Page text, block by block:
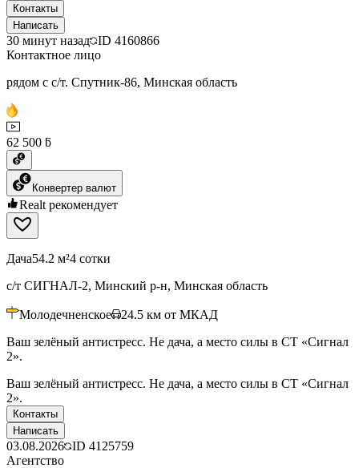
Контакты
Написать
30 минут назад ID 4160866
Контактное лицо
рядом с с/т. Спутник-86, Минская область
62 500 ƃ
Конвертер валют
Realt рекомендует
Дача54.2 м²4 сотки
с/т СИГНАЛ-2, Минский р-н, Минская область
Молодечненское 24.5 км от МКАД
Ваш зелёный антистресс. Не дача, а место силы в СТ «Сигнал
2».
Ваш зелёный антистресс. Не дача, а место силы в СТ «Сигнал
2».
Контакты
Написать
03.08.2026 ID 4125759
Агентство